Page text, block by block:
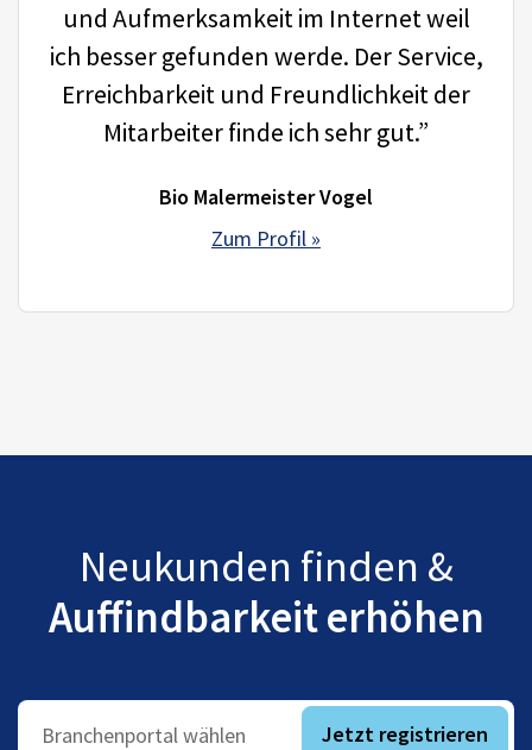
und Aufmerksamkeit im Internet weil
ich besser gefunden werde. Der Service,
Erreichbarkeit und Freundlichkeit der
Mitarbeiter finde ich sehr gut.”
Bio Malermeister Vogel
Zum Profil »
Neukunden finden &
Auffindbarkeit erhöhen
Branchenportal wählen Jetzt registrieren